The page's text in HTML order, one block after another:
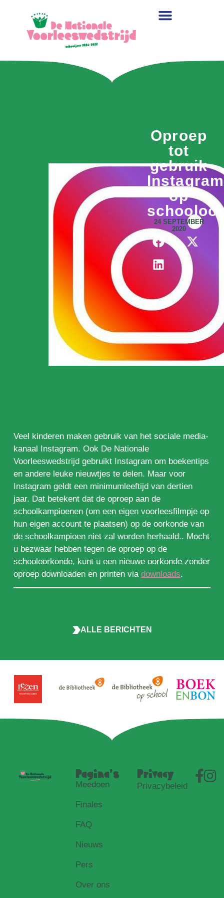
Oproep
tot
gebruik
Instagram
op
24 SEPTEMBER
2020
Veel kinderen maken gebruik van het sociale media-
kanaal Instagram. Ook De Nationale
Voorleeswedstrijd gebruikt Instagram om boekentips
en andere leuke nieuwtjes te delen. Maar voor
Instagram geldt een minimumleeftijd van dertien
jaar. Dat betekent dat de oproep aan de
schoolkampioenen (om een eigen voorleesfilmpje op
hun eigen account te plaatsen) op de oorkonde van
de schoolkampioen niet zal worden herhaald.. Mocht
u bezwaar hebben tegen de oproep op de
schooloorkonde, kunt u een nieuwe oorkonde zonder
oproep downloaden en printen via downloads.
ALLE BERICHTEN
Pagina's
Meedoen
Finales
FAQ
Nieuws
Pers
Over ons
Privacy
Privacybeleid